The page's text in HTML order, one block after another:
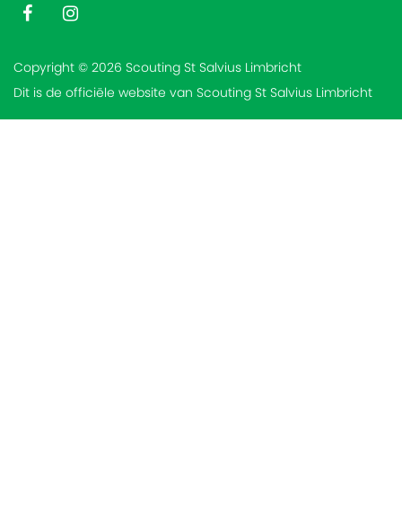
Copyright © 2026 Scouting St Salvius Limbricht
Dit is de officiële website van Scouting St Salvius Limbricht